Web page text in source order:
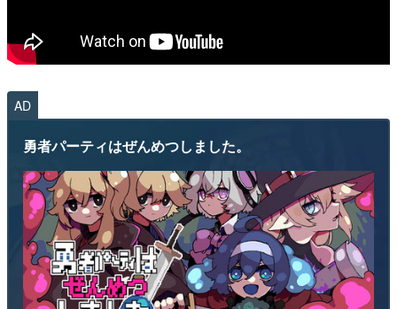
AD
勇者パーティはぜんめつしました。